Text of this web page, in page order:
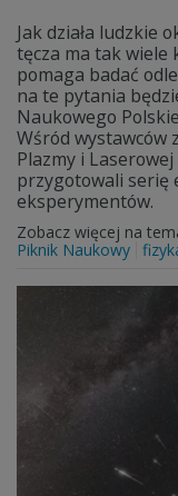
Jak działa ludzkie
tęcza ma tak wiele
pomaga badać
na te pytania
Naukowego
Wśród wystawców
Plazmy i
przygotowali serię
eksperymentów.
Zobacz więcej na
Piknik Naukowy